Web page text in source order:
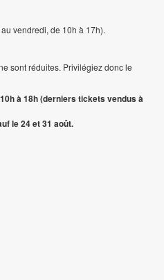
vendredi, de 10h à 17h).
sont réduites. Privilégiez donc le
à 18h (derniers tickets vendus à
le 24 et 31 août.